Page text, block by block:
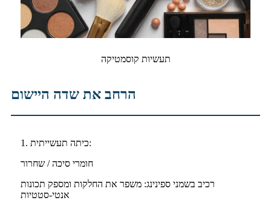
תעשיות קוסמטיקה
הרחב את שדה היישום
1. כיתה תעשייתית:
חומרי סיכה / שחרור
רכיב בשמני ספינינג: משפר את החלקות ומספק תכונות
אנטי-סטטיות